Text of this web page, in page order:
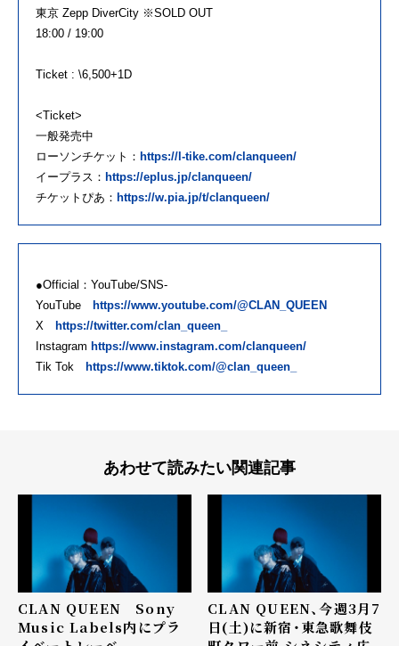
東京 Zepp DiverCity ※SOLD OUT
18:00 / 19:00
Ticket : \6,500+1D
<Ticket>
一般発売中
ローソンチケット： https://l-tike.com/clanqueen/
イープラス： https://eplus.jp/clanqueen/
チケットぴあ： https://w.pia.jp/t/clanqueen/
●Official：YouTube/SNS-
YouTube
https://www.youtube.com/@CLAN_QUEEN
X
https://twitter.com/clan_queen_
Instagram https://www.instagram.com/clanqueen/
Tik Tok
https://www.tiktok.com/@clan_queen_
あわせて読みたい関連記事
CLAN QUEEN Sony
Music Labels内にプラ
CLAN QUEEN、今週3月7
日(土)に新宿・東急歌舞伎